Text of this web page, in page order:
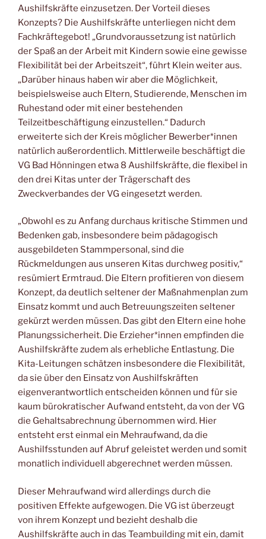
Aushilfskräfte einzusetzen. Der Vorteil dieses
Konzepts? Die Aushilfskräfte unterliegen nicht dem
Fachkräftegebot! „Grundvoraussetzung ist natürlich
der Spaß an der Arbeit mit Kindern sowie eine gewisse
Flexibilität bei der Arbeitszeit“, führt Klein weiter aus.
„Darüber hinaus haben wir aber die Möglichkeit,
beispielsweise auch Eltern, Studierende, Menschen im
Ruhestand oder mit einer bestehenden
Teilzeitbeschäftigung einzustellen.“ Dadurch
erweiterte sich der Kreis möglicher Bewerber*innen
natürlich außerordentlich. Mittlerweile beschäftigt die
VG Bad Hönningen etwa 8 Aushilfskräfte, die flexibel in
den drei Kitas unter der Trägerschaft des
Zweckverbandes der VG eingesetzt werden.
„Obwohl es zu Anfang durchaus kritische Stimmen und
Bedenken gab, insbesondere beim pädagogisch
ausgebildeten Stammpersonal, sind die
Rückmeldungen aus unseren Kitas durchweg positiv,“
resümiert Ermtraud. Die Eltern profitieren von diesem
Konzept, da deutlich seltener der Maßnahmenplan zum
Einsatz kommt und auch Betreuungszeiten seltener
gekürzt werden müssen. Das gibt den Eltern eine hohe
Planungssicherheit. Die Erzieher*innen empfinden die
Aushilfskräfte zudem als erhebliche Entlastung. Die
Kita-Leitungen schätzen insbesondere die Flexibilität,
da sie über den Einsatz von Aushilfskräften
eigenverantwortlich entscheiden können und für sie
kaum bürokratischer Aufwand entsteht, da von der VG
die Gehaltsabrechnung übernommen wird. Hier
entsteht erst einmal ein Mehraufwand, da die
Aushilfsstunden auf Abruf geleistet werden und somit
monatlich individuell abgerechnet werden müssen.
Dieser Mehraufwand wird allerdings durch die
positiven Effekte aufgewogen. Die VG ist überzeugt
von ihrem Konzept und bezieht deshalb die
Aushilfskräfte auch in das Teambuilding mit ein, damit